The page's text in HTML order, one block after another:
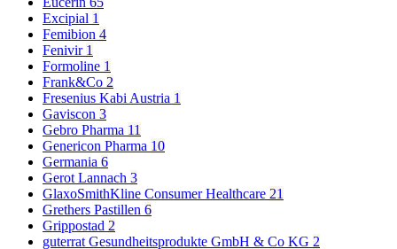
Excipial 1
Femibion 4
Fenivir 1
Formoline 1
Frank&Co 2
Fresenius Kabi Austria 1
Gaviscon 3
Gebro Pharma 11
Genericon Pharma 10
Germania 6
Gerot Lannach 3
GlaxoSmithKline Consumer Healthcare 21
Grethers Pastillen 6
Grippostad 2
guterrat Gesundheitsprodukte GmbH & Co KG 2